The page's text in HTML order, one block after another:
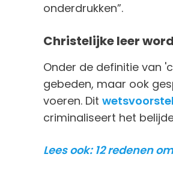
onderdrukken”.
Christelijke leer
Onder de definitie van
gebeden, maar ook
voeren. Dit wetsvoorstel
criminaliseert het
Lees ook: 12 redenen